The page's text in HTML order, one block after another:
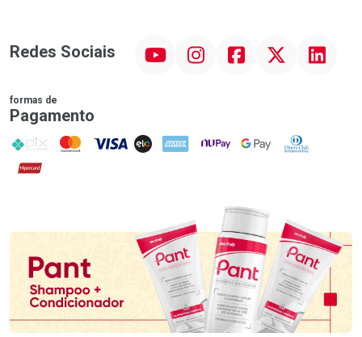
Redes Sociais InstagramFacebook Linkedin
formas de
Pagamento
PIX MasterCard
VISA ELO AMEX NuPay Google PayDiners Club
Hipercard
Promoção em Destaque